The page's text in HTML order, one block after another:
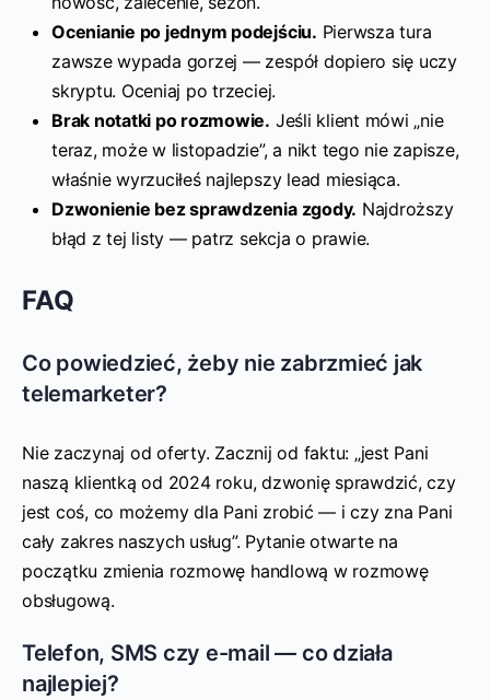
Ocenianie po jednym podejściu. Pierwsza tura
zawsze wypada gorzej — zespół dopiero się uczy
skryptu. Oceniaj po trzeciej.
Brak notatki po rozmowie. Jeśli klient mówi „nie
teraz, może w listopadzie”, a nikt tego nie zapisze,
właśnie wyrzuciłeś najlepszy lead miesiąca.
Dzwonienie bez sprawdzenia zgody. Najdroższy
błąd z tej listy — patrz sekcja o prawie.
FAQ
Co powiedzieć, żeby nie zabrzmieć jak
telemarketer?
Nie zaczynaj od oferty. Zacznij od faktu: „jest Pani
naszą klientką od 2024 roku, dzwonię sprawdzić, czy
jest coś, co możemy dla Pani zrobić — i czy zna Pani
cały zakres naszych usług”. Pytanie otwarte na
początku zmienia rozmowę handlową w rozmowę
obsługową.
Telefon, SMS czy e-mail — co działa
najlepiej?